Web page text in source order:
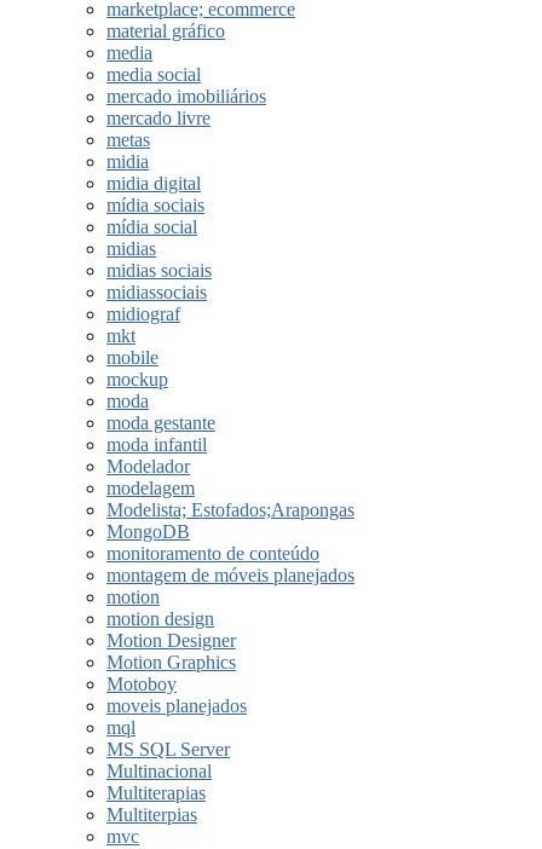
marketplace; ecommerce
material gráfico
media
media social
mercado imobiliários
mercado livre
metas
midia
midia digital
mídia sociais
mídia social
midias
midias sociais
midiassociais
midiograf
mkt
mobile
mockup
moda
moda gestante
moda infantil
Modelador
modelagem
Modelista; Estofados;Arapongas
MongoDB
monitoramento de conteúdo
montagem de móveis planejados
motion
motion design
Motion Designer
Motion Graphics
Motoboy
moveis planejados
mql
MS SQL Server
Multinacional
Multiterapias
Multiterpias
mvc